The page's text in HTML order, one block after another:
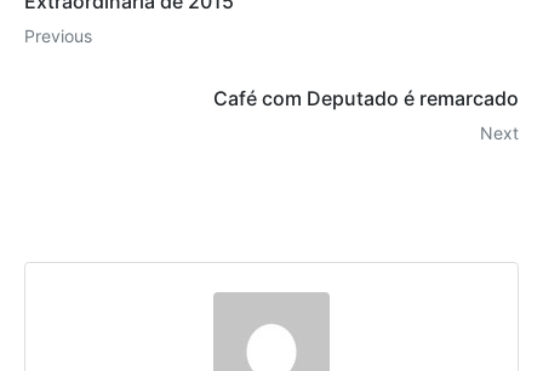
Previous
Café com Deputado é remarcado
Next